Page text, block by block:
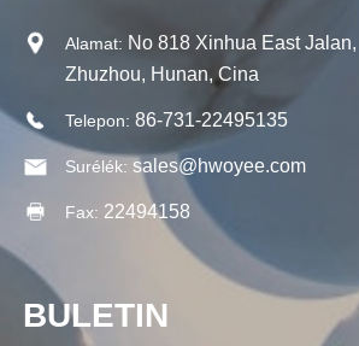
Alamat: No 818 Xinhua East Jalan,
Zhuzhou, Hunan, Cina
Telepon: 86-731-22495135
Surélék: sales@hwoyee.com
Fax: 22494158
BULETIN